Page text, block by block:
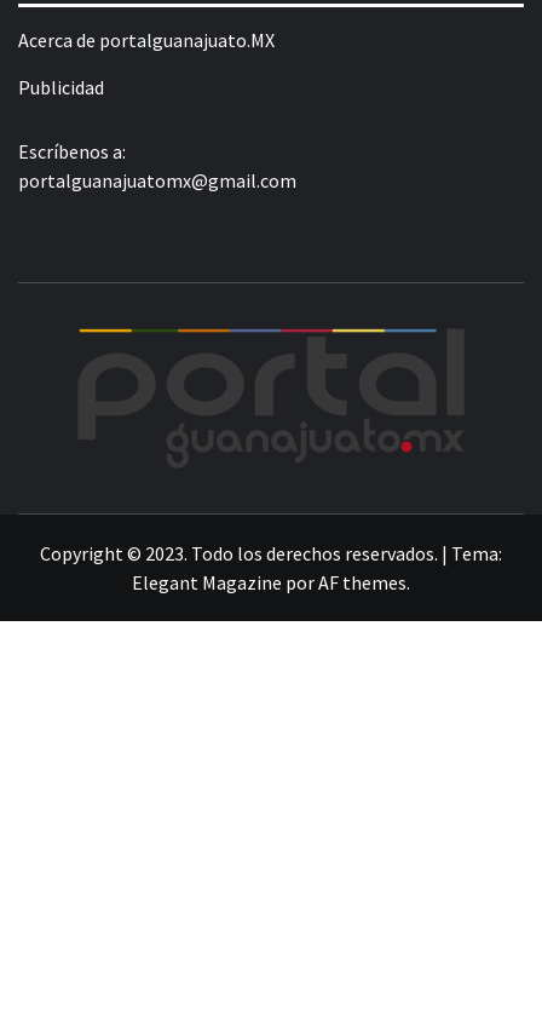
Acerca de portalguanajuato.MX
Publicidad
Escríbenos a:
portalguanajuatomx@gmail.com
Copyright © 2023. Todo los derechos reservados. | Tema:
Elegant Magazine porAF themes.